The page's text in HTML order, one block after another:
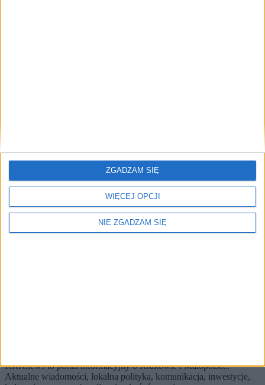
WIĘCEJ OPCJI
NIE ZGADZAM SIĘ
ZGADZAM SIĘ
1)
Śmierć na torach. Na wiele godzin wstrzymano ruch pociągów
między Tarnowem a Krakowem
KRKnews to portal informacyjny o Krakowie i Małopolsce.
Aktualne wiadomości, lokalna polityka, komunikacja, inwestycje,